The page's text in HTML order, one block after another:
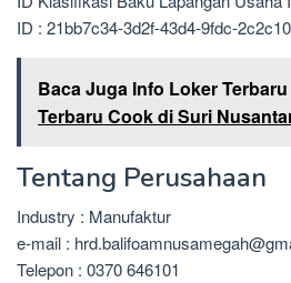
ID : 21bb7c34-3d2f-43d4-9fdc-
Baca Juga Info Loker
Terbaru Cook di Suri
Tentang Perusahaan
Industry : Manufaktur
e-mail :
Telepon : 0370 646101